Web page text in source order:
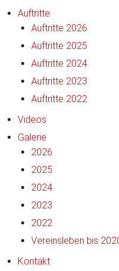
Auftritte
Auftritte 2026
Auftritte 2025
Auftritte 2024
Auftritte 2023
Auftritte 2022
Videos
Galerie
2026
2025
2024
2023
2022
Vereinsleben bis
Kontakt